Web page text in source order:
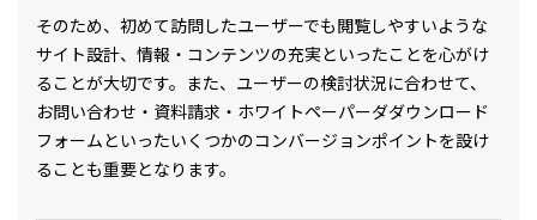
そのため、初めて訪問したユーザーでも閲覧しやすいような
サイト設計、情報・コンテンツの充実といったことを心がけ
ることが大切です。また、ユーザーの検討状況に合わせて、
お問い合わせ・資料請求・ホワイトペーパーダダウンロード
フォームといったいくつかのコンバージョンポイントを設け
ることも重要となります。